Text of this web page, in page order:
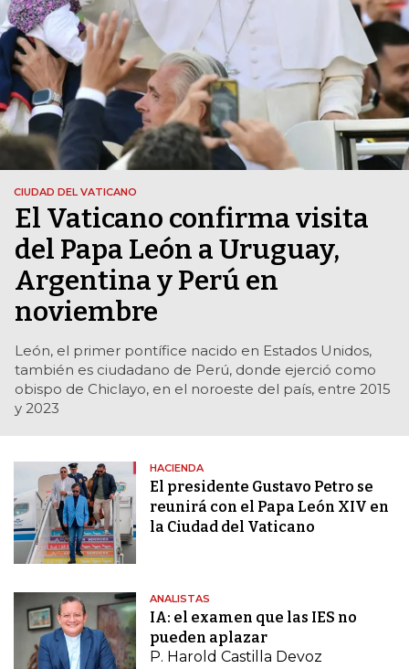
CIUDAD DEL VATICANO
El Vaticano confirma visita
del Papa León a Uruguay,
Argentina y Perú en
noviembre
León, el primer pontífice nacido en Estados Unidos,
también es ciudadano de Perú, donde ejerció como
obispo de Chiclayo, en el noroeste del país, entre 2015
y 2023
HACIENDA
El presidente Gustavo Petro se
reunirá con el Papa León XIV en
la Ciudad del Vaticano
ANALISTAS
IA: el examen que las IES no
pueden aplazar
P. Harold Castilla Devoz